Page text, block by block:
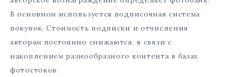
В основном используется подписочная система
покупок. Стоимость подписки и отчисления
авторам постоянно снижаются, в связи с
накоплением разнообразного контента в базах
фотостоков.